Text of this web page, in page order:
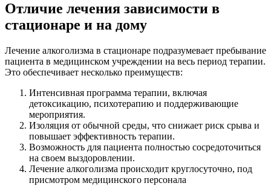
Отличие лечения зависимости в
стационаре и на дому
Лечение алкоголизма в стационаре подразумевает пребывание
пациента в медицинском учреждении на весь период терапии.
Это обеспечивает несколько преимуществ:
Интенсивная программа терапии, включая
детоксикацию, психотерапию и поддерживающие
мероприятия.
Изоляция от обычной среды, что снижает риск срыва и
повышает эффективность терапии.
Возможность для пациента полностью сосредоточиться
на своем выздоровлении.
Лечение алкоголизма происходит круглосуточно, под
присмотром медицинского персонала